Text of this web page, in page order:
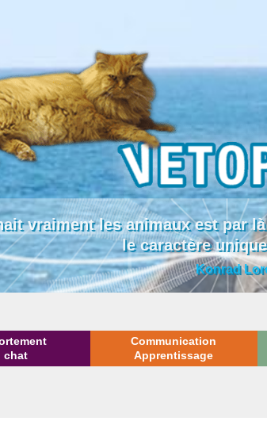
vraiment les animaux est par
le caractère
Konrad
chat
Communication
Apprentissage